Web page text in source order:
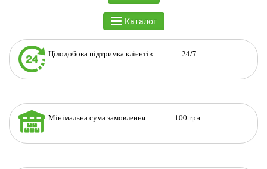
Каталог
Цілодобова підтримка клієнтів 24/7
Мінімальна сума замовлення 100 грн